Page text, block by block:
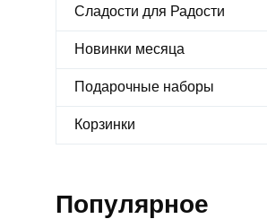
Cладости для Радости
Новинки месяца
Подарочные наборы
Корзинки
Популярное